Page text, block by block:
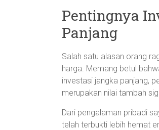
Pentingnya
Panjang
Salah satu alasan orang
harga. Memang betul
investasi jangka panjang,
merupakan nilai tambah
Dari pengalaman pribadi
telah terbukti lebih hemat